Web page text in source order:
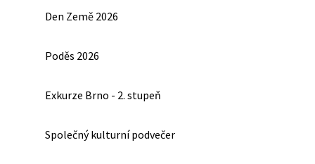
Den Země 2026
Poděs 2026
Exkurze Brno - 2. stupeň
Společný kulturní podvečer